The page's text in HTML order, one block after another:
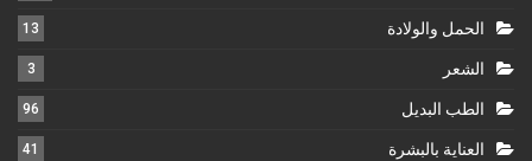
الحمل والولادة 13
الشعر 3
الطب البديل 96
العناية بالبشرة 41